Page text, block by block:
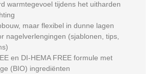
warmtegevoel tijdens het uitharden
maar flexibel in dunne lagen
nagelverlengingen (sjablonen, tips,
en DI-HEMA FREE formule met
(BIO) ingrediënten